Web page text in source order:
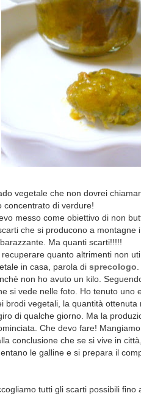
vegetale che non dovrei
concentrato di verdure!
messo come obiettivo di non
che si producono a
Ma quanti scarti!!!!!
quanto altrimenti non
in casa, parola di sprecologo
non ho avuto un kilo.
si vede nelle foto. Ho tenuto uno
brodi vegetali, la quantità
di qualche giorno. Ma la
Che devo fare!
conclusione che se si vive in
le galline e si prepara il
tutti gli scarti possibili